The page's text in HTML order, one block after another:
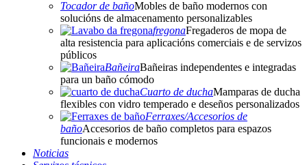
Tocador de bañoMobles de baño modernos con
solucións de almacenamento personalizables
fregonaFregaderos de mopa de
alta resistencia para aplicacións comerciais e de servizos
públicos
BañeiraBañeiras independentes e integradas
para un baño cómodo
Cuarto de duchaMamparas de ducha
flexibles con vidro temperado e deseños personalizados
Ferraxes/Accesorios de
bañoAccesorios de baño completos para espazos
funcionais e modernos
Noticias